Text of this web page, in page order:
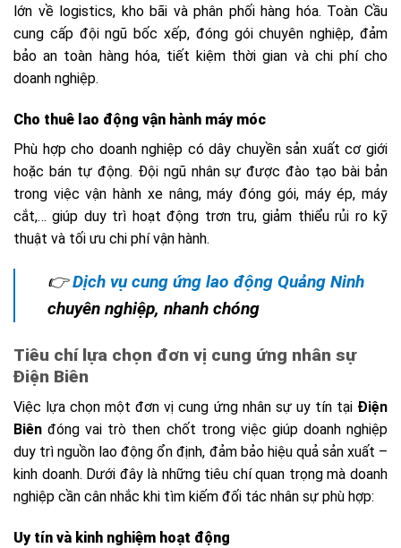
lớn về logistics, kho bãi và phân phối hàng hóa. Toàn Cầu
cung cấp đội ngũ bốc xếp, đóng gói chuyên nghiệp, đảm
bảo an toàn hàng hóa, tiết kiệm thời gian và chi phí cho
doanh nghiệp.
Cho thuê lao động vận hành máy móc
Phù hợp cho doanh nghiệp có dây chuyền sản xuất cơ giới
hoặc bán tự động. Đội ngũ nhân sự được đào tạo bài bản
trong việc vận hành xe nâng, máy đóng gói, máy ép, máy
cắt,… giúp duy trì hoạt động trơn tru, giảm thiểu rủi ro kỹ
thuật và tối ưu chi phí vận hành.
👉 Dịch vụ cung ứng lao động Quảng Ninh
chuyên nghiệp, nhanh chóng
Tiêu chí lựa chọn đơn vị cung ứng nhân sự
Điện Biên
Việc lựa chọn một đơn vị cung ứng nhân sự uy tín tại Điện
Biên đóng vai trò then chốt trong việc giúp doanh nghiệp
duy trì nguồn lao động ổn định, đảm bảo hiệu quả sản xuất –
kinh doanh. Dưới đây là những tiêu chí quan trọng mà doanh
nghiệp cần cân nhắc khi tìm kiếm đối tác nhân sự phù hợp:
Uy tín và kinh nghiệm hoạt động